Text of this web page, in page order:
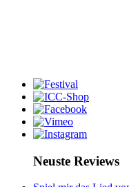
Neuste Reviews